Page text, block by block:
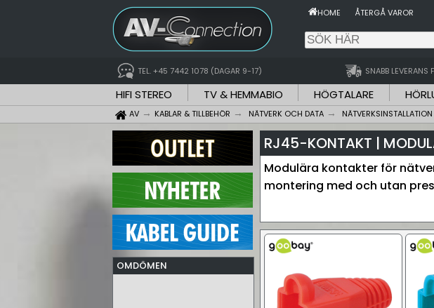
HOME ÅTERGÅ VAROR
TEL. +45 7442 1078 (DAGAR 9-17) SNABB LEVERANS
HIFI STEREO TV & HEMMABIO HÖGTALARE
AV KABLAR & TILLBEHÖR NÄTVERK OCH DATA NÄTVERKSINSTALLATION
OMDÖMEN
RJ45-KONTAKT |
Modulära kontakter för
montering med och utan